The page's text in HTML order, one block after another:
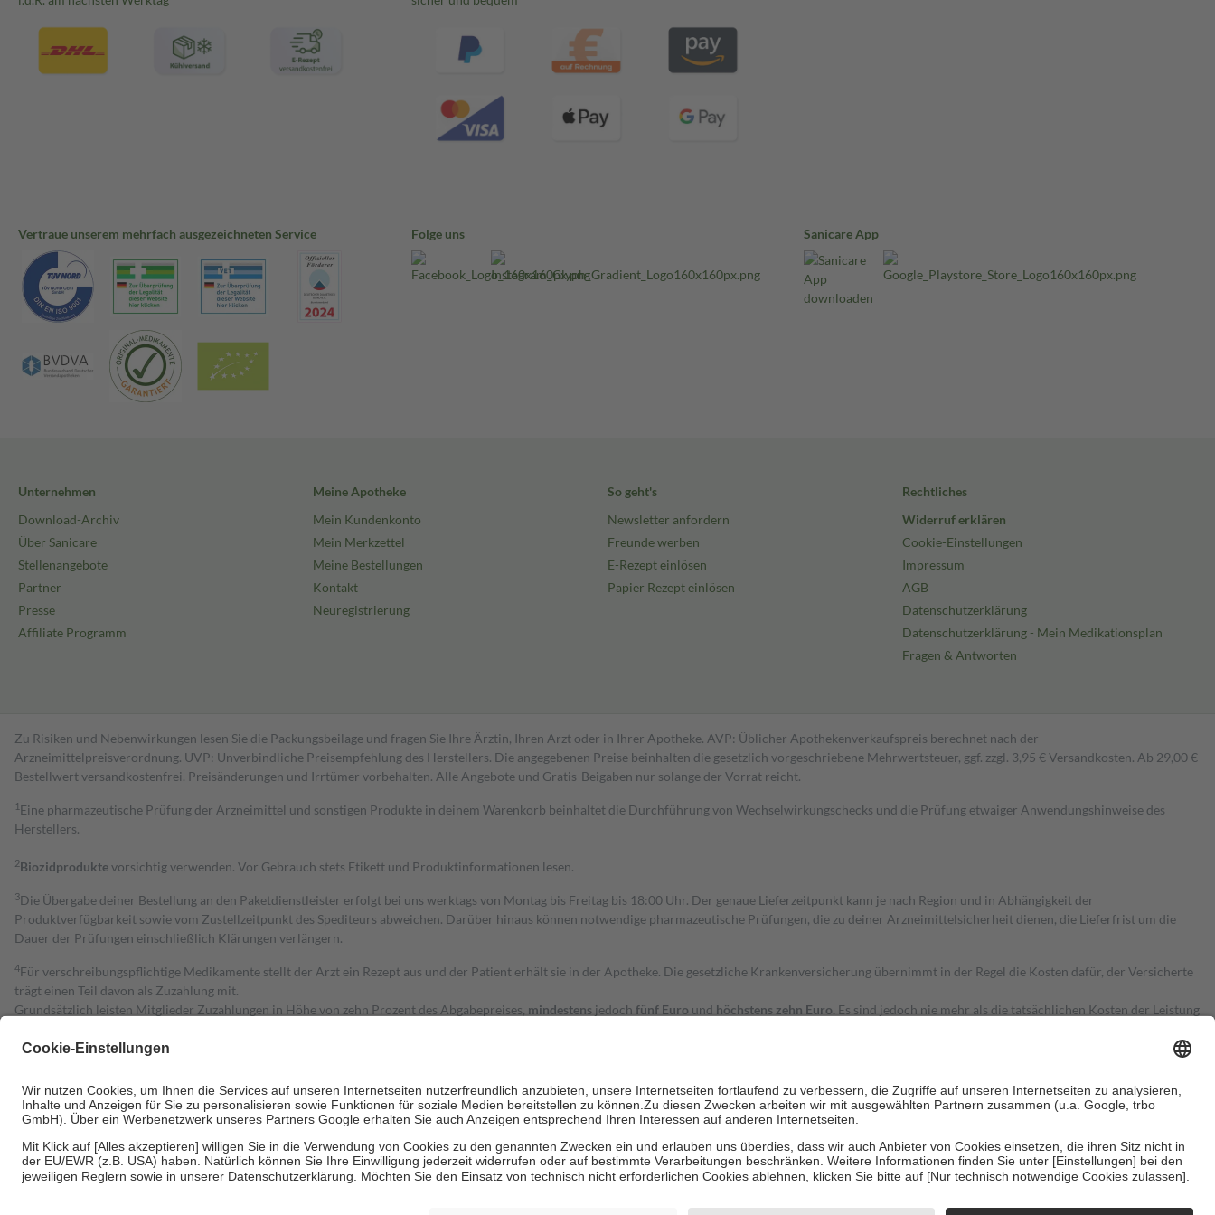
Vertraue unserem mehrfach ausgezeichneten Service Folge uns Sanicare App
Unternehmen
Download-Archiv
Über Sanicare
Stellenangebote
Partner
Presse
Affiliate Programm
Meine Apotheke
Mein Kundenkonto
Mein Merkzettel
Meine Bestellungen
Kontakt
Neuregistrierung
So geht's
Newsletter anfordern
Freunde werben
E-Rezept einlösen
Papier Rezept einlösen
Rechtliches
Widerruf erklären
Cookie-Einstellungen
Impressum
AGB
Datenschutzerklärung
Datenschutzerklärung - Mein Medikationsplan
Fragen & Antworten
Zu Risiken und Nebenwirkungen lesen Sie die Packungsbeilage und fragen Sie Ihre Ärztin, Ihren Arzt oder in Ihrer Apotheke. AVP: Üblicher Apothekenverkaufspreis berechnet nach der
Arzneimittelpreisverordnung. UVP: Unverbindliche Preisempfehlung des Herstellers. Die angegebenen Preise beinhalten die gesetzlich vorgeschriebene Mehrwertsteuer, ggf. zzgl. 3,95 € Versandkosten. Ab 29,00 €
Bestell­wert versand­kosten­frei. Preisänderungen und Irrtümer vorbehalten. Alle Angebote und Gratis-Beigaben nur solange der Vorrat reicht.
1 Eine pharmazeutische Prüfung der Arzneimittel und sonstigen Produkte in deinem Warenkorb beinhaltet die Durchführung von Wechselwirkungschecks und die Prüfung etwaiger Anwendungshinweise des
Herstellers.
2Biozidproduktevorsichtig verwenden. Vor Gebrauch stets Etikett und Produktinformationen lesen.
3Die Übergabe deiner Bestellung an den Paketdienstleister erfolgt bei uns werktags von Montag bis Freitag bis 18:00 Uhr. Der genaue Lieferzeitpunkt kann je nach Region und in Abhängigkeit der
Produktverfügbarkeit sowie vom Zustellzeitpunkt des Spediteurs abweichen. Darüber hinaus können notwendige pharmazeutische Prüfungen, die zu deiner Arzneimittelsicherheit dienen, die Lieferfrist um die
Dauer der Prüfungen einschließlich Klärungen verlängern.
4Für verschreibungspflichtige Medikamente stellt der Arzt ein Rezept aus und der Patient erhält sie in der Apotheke. Die gesetzliche Krankenversicherung übernimmt in der Regel die Kosten dafür, der Versicherte
trägt einen Teil davon als Zuzahlung mit.
Grundsätzlich leisten Mitglieder Zuzahlungen in Höhe von zehn Prozent des Abgabepreises, mindestens jedoch fünf Euro und höchstens zehn Euro. Es sind jedoch nie mehr als die tatsächlichen Kosten der Leistung
Diese Regeln gelten grundsätzlich auch für Online-Apotheken.
Um das Engagement der Versicherten für ihre eigene Gesundheit zu stärken und die besondere Stellung der Familie zu unterstützen, fallenkeine Zuzahlungen an bei:
• Kindern und Jugendlichen bis zum vollendeten 18. Lebensjahr mit Ausnahme der Fahrkosten
• Untersuchungen zur Vorsorge und Früherkennung, die von der GKV getragen werden
• empfohlenen Schutzimpfungen
• Harn- und Blutteststreifen